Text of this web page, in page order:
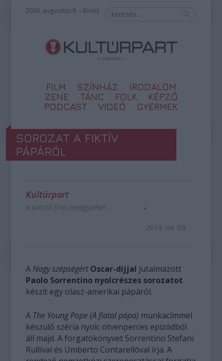
2026. augusztus 9. – Emőd
FILM SZÍNHÁZ
IRODALOM
ZENE
TÁNC FOLK
KÉPZŐ
PODCAST
VIDEÓ GYERMEK
SOROZAT A FIKTÍV
PÁPÁRÓL
Kultúrpart
a szerző friss bejegyzései
2014. 04. 09.
A Nagy szépségért Oscar-díjjal jutalmazott
Paolo Sorrentino nyolcrészes sorozatot
készít egy olasz-amerikai pápáról.
A The Young Pope (A fiatal pápa) munkacímmel
készülő széria nyolc ötvenperces epizódból
áll majd. A forgatókönyvet Sorrentino Stefani
Rullival és Umberto Contarellóval írja. A